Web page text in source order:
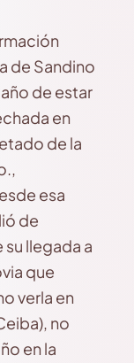
de Sandino
de estar
en
de la
esa
de
su llegada a
que
verla en
no
en la